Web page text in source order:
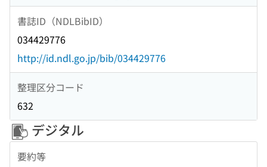
書誌ID（NDLBibID）
034429776
http://id.ndl.go.jp/bib/034429776
整理区分コード
632
デジタル
要約等